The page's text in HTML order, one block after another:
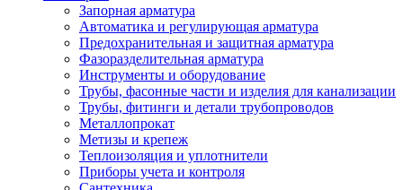
Запорная арматура
Автоматика и регулирующая арматура
Предохранительная и защитная арматура
Фазоразделительная арматура
Инструменты и оборудование
Трубы, фасонные части и изделия для канализации
Трубы, фитинги и детали трубопроводов
Металлопрокат
Метизы и крепеж
Теплоизоляция и уплотнители
Приборы учета и контроля